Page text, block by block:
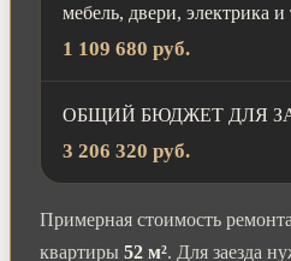
мебель, двери, электрика и
1 109 680 руб.
ОБЩИЙ БЮДЖЕТ ДЛЯ
3 206 320 руб.
Примерная стоимость
квартиры 52 м². Для заезда